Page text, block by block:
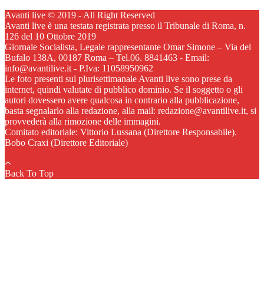
Avanti live © 2019 - All Right Reserved
Avanti live è una testata registrata presso il Tribunale di Roma, n.
126 del 10 Ottobre 2019
Giornale Socialista, Legale rappresentante Omar Simone – Via del
Bufalo 138A, 00187 Roma – Tel.06. 8841463 - Email:
info@avantilive.it - P.Iva: 11058950962
Le foto presenti sul plurisettimanale Avanti live sono prese da
internet, quindi valutate di pubblico dominio. Se il soggetto o gli
autori dovessero avere qualcosa in contrario alla pubblicazione,
basta segnalarlo alla redazione, alla mail: redazione@avantilive.it, si
provvederà alla rimozione delle immagini.
Comitato editoriale: Vittorio Lussana (Direttore Responsabile).
Bobo Craxi (Direttore Editoriale)
Back To Top